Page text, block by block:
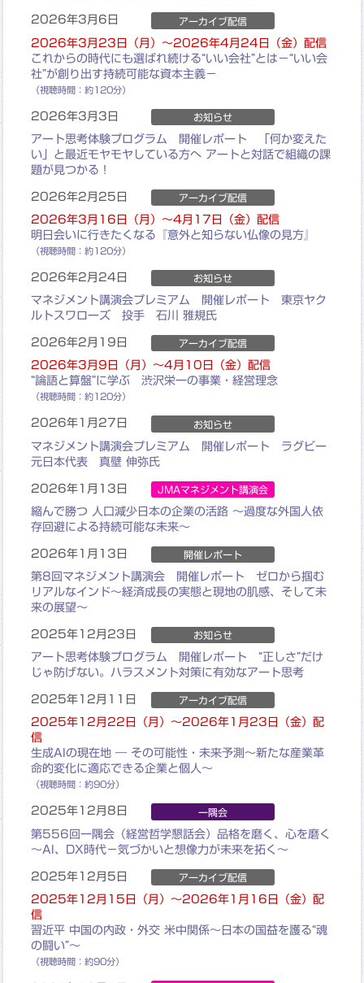
2026年3月6日 アーカイブ配信
2026年3月23日（月）～2026年4月24日（金）配信
これからの時代にも選ばれ続ける“いい会社”とは －“いい会
社”が創り出す持続可能な資本主義－
（視聴時間：約120分）
2026年3月3日 お知らせ
アート思考体験プログラム 開催レポート 「何か変えた
い」と最近モヤモヤしている方へ アートと対話で組織の課
題が見つかる！
2026年2月25日 アーカイブ配信
2026年3月16日（月）～4月17日（金）配信
明日会いに行きたくなる『意外と知らない仏像の見方』
（視聴時間：約120分）
2026年2月24日 お知らせ
マネジメント講演会プレミアム 開催レポート 東京ヤク
ルトスワローズ 投手 石川 雅規氏
2026年2月19日 アーカイブ配信
2026年3月9日（月）～4月10日（金）配信
“論語と算盤”に学ぶ 渋沢栄一の事業・経営理念
（視聴時間：約120分）
2026年1月27日 お知らせ
マネジメント講演会プレミアム 開催レポート ラグビー
元日本代表 真壁 伸弥氏
2026年1月13日 JMAマネジメント講演会
縮んで勝つ 人口減少日本の企業の活路 ～過度な外国人依
存回避による持続可能な未来～
2026年1月13日 開催レポート
第8回マネジメント講演会 開催レポート ゼロから掴む
リアルなインド〜経済成長の実態と現地の肌感、そして未
来の展望〜
2025年12月23日 お知らせ
アート思考体験プログラム 開催レポート “正しさ”だけ
じゃ防げない。ハラスメント対策に有効なアート思考
2025年12月11日 アーカイブ配信
2025年12月22日（月）～2026年1月23日（金）配
信
生成AIの現在地 ― その可能性・未来予測 ～新たな産業革
命的変化に適応できる企業と個人～
（視聴時間：約90分）
2025年12月8日 一隅会
第556回一隅会（経営哲学懇話会） 品格を磨く、心を磨く
～AI、DX時代－気づかいと想像力が未来を拓く～
2025年12月5日 アーカイブ配信
2025年12月15日（月）～2026年1月16日（金）配
信
習近平 中国の内政・外交 米中関係～日本の国益を護る“魂
の闘い”～
（視聴時間：約90分）